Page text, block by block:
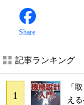
Share
記事ランキング
「
え